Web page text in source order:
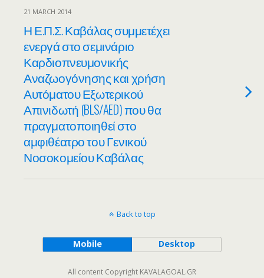
21 MARCH 2014
Η Ε.Π.Σ. Καβάλας συμμετέχει
ενεργά στο σεμινάριο
Καρδιοπνευμονικής
Αναζωογόνησης και χρήση
Αυτόματου Εξωτερικού
Απινιδωτή (BLS/AED) που θα
πραγματοποιηθεί στο
αμφιθέατρο του Γενικού
Νοσοκομείου Καβάλας
Back to top
Mobile Desktop
All content Copyright KAVALAGOAL.GR